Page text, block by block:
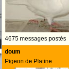
4675 messages postés
doum
Pigeon de Platine